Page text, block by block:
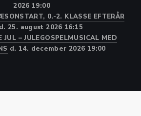
2026 19:00
0.-2. KLASSE EFTERÅR
d. 25. august 2026 16:15
JUL – JULEGOSPELMUSICAL MED
d. 14. december 2026 19:00